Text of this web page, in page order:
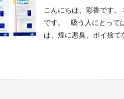
こんにちは、彩香です
です。 吸う人にとって
は、煙に悪臭、ポイ捨て